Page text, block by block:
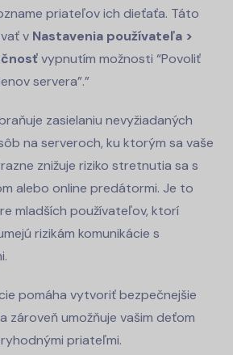
priateľov ich dieťaťa. Táto
v Nastavenia používateľa >
vypnutím možnosti “Povoliť
servera”.”
zasielaniu nevyžiadaných
na serveroch, ku ktorým sa vaše
znižuje riziko stretnutia sa s
alebo online predátormi. Je to
mladších používateľov, ktorí
rizikám komunikácie s
pomáha vytvoriť bezpečnejšie
zároveň umožňuje vašim deťom
priateľmi.